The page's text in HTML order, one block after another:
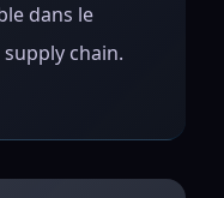
dans le
chain.